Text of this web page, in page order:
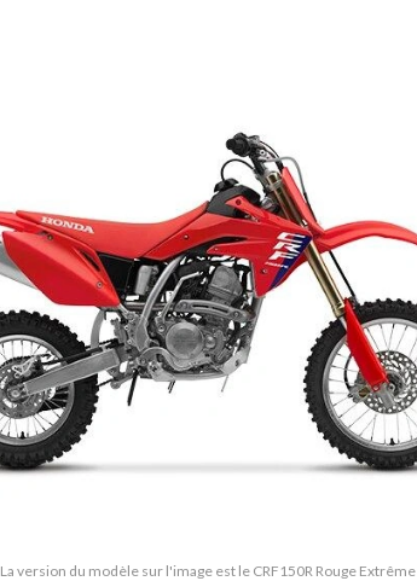
La version du modèle sur l'image est le CRF150R Rouge Extrême